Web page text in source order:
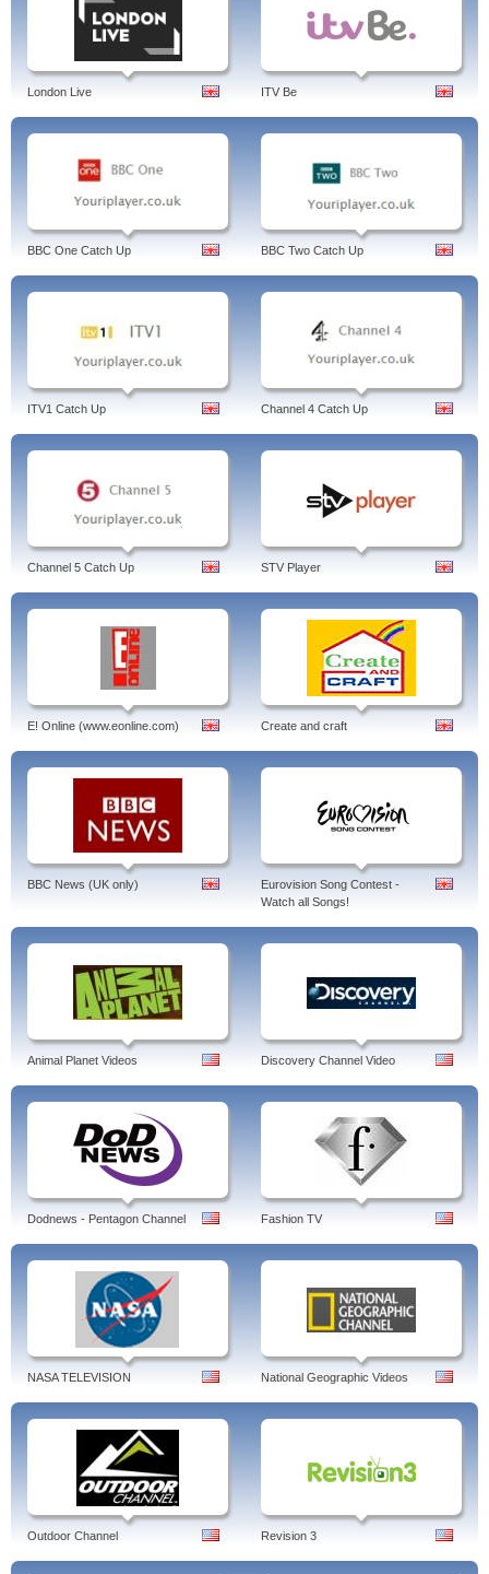
London Live ITV Be
BBC One Catch Up BBC Two Catch Up
ITV1 Catch Up Channel 4 Catch Up
Channel 5 Catch Up STV Player
E! Online (www.eonline.com) Create and craft
BBC News (UK only)
Eurovision Song Contest -
Watch all Songs!
Animal Planet Videos Discovery Channel Video
Dodnews - Pentagon Channel Fashion TV
NASA TELEVISION National Geographic Videos
Outdoor Channel Revision 3